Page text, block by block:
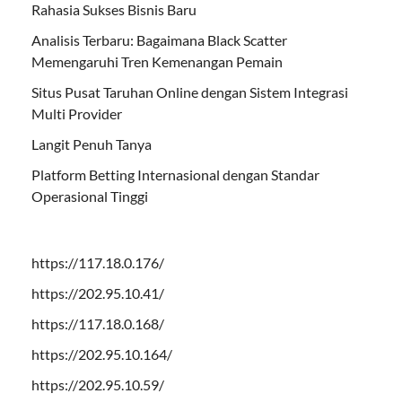
Rahasia Sukses Bisnis Baru
Analisis Terbaru: Bagaimana Black Scatter
Memengaruhi Tren Kemenangan Pemain
Situs Pusat Taruhan Online dengan Sistem Integrasi
Multi Provider
Langit Penuh Tanya
Platform Betting Internasional dengan Standar
Operasional Tinggi
https://117.18.0.176/
https://202.95.10.41/
https://117.18.0.168/
https://202.95.10.164/
https://202.95.10.59/